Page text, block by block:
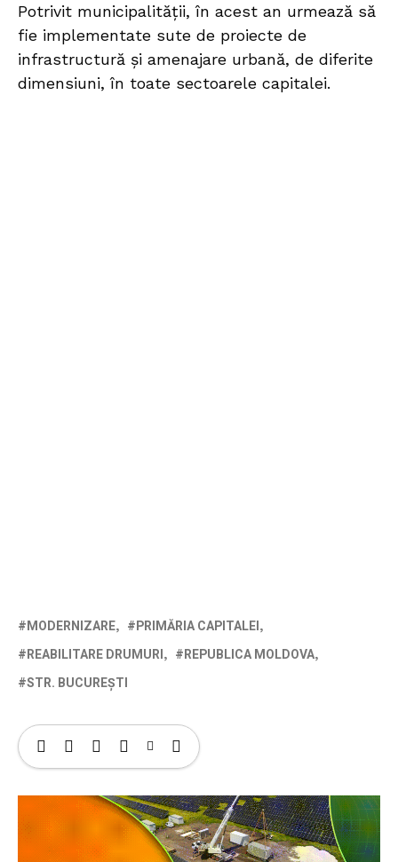
Potrivit municipalității, în acest an urmează să
fie implementate sute de proiecte de
infrastructură și amenajare urbană, de diferite
dimensiuni, în toate sectoarele capitalei.
MODERNIZARE
PRIMĂRIA CAPITALEI
REABILITARE DRUMURI
REPUBLICA MOLDOVA
STR. BUCUREȘTI